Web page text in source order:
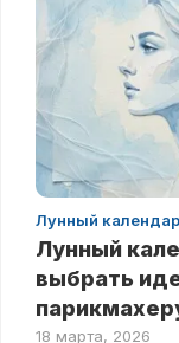
Лунный
Лунный
выбрать
18 марта, 2026